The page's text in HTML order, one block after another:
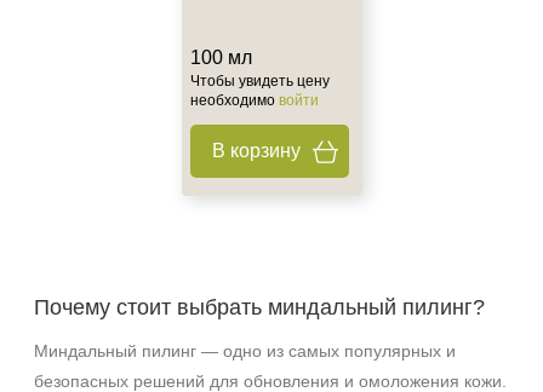
100 мл
Чтобы увидеть цену
необходимо войти
В корзину
Почему стоит выбрать миндальный пилинг?
Миндальный пилинг — одно из самых популярных и
безопасных решений для обновления и омоложения кожи.